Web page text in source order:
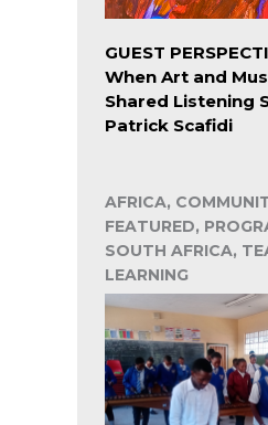
GUEST
When Art and
Shared Listening
Patrick Scafidi
AFRICA,
FEATURED,
SOUTH AFRICA,
LEARNING